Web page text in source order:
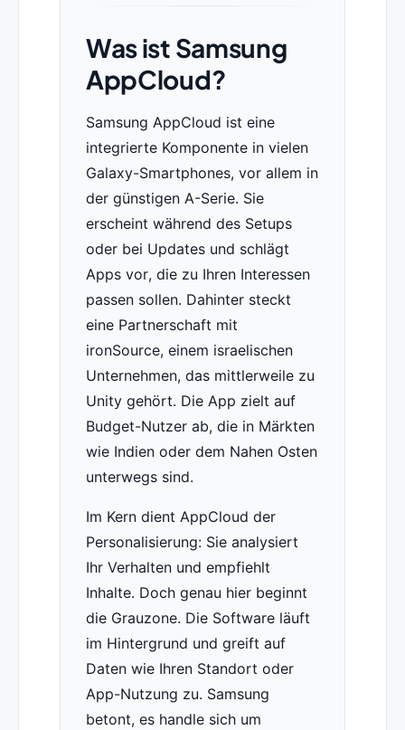
Was ist Samsung
AppCloud?
Samsung AppCloud ist eine
integrierte Komponente in vielen
Galaxy-Smartphones, vor allem in
der günstigen A-Serie. Sie
erscheint während des Setups
oder bei Updates und schlägt
Apps vor, die zu Ihren Interessen
passen sollen. Dahinter steckt
eine Partnerschaft mit
ironSource, einem israelischen
Unternehmen, das mittlerweile zu
Unity gehört. Die App zielt auf
Budget-Nutzer ab, die in Märkten
wie Indien oder dem Nahen Osten
unterwegs sind.
Im Kern dient AppCloud der
Personalisierung: Sie analysiert
Ihr Verhalten und empfiehlt
Inhalte. Doch genau hier beginnt
die Grauzone. Die Software läuft
im Hintergrund und greift auf
Daten wie Ihren Standort oder
App-Nutzung zu. Samsung
betont, es handle sich um